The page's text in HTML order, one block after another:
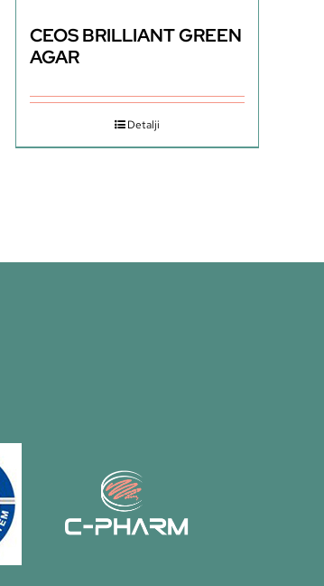
CEOS BRILLIANT GREEN
AGAR
Detalji